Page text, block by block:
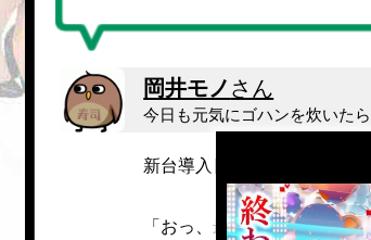
岡井モノさん
今日も元気にゴハンを炊いた
新台導入日に敏感な方はお
「おっ、最新台のレビューか